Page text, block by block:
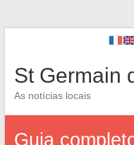
St Germain
As notícias locais
Guia